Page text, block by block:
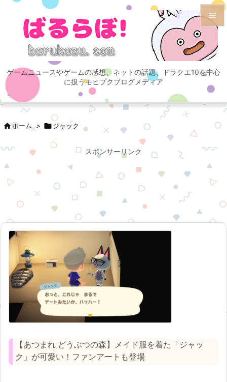
ゲームニュースやゲームの感想、ネットの話題、ドラクエ10を中心
に扱うモヒプクブログメディア

メニュ

サイド

次へ
検索
ホーム > ジャック
スポンサーリンク
【あつまれ どうぶつの森】メイド服を着た「ジャッ
ク」が可愛い！ファンアートも登場